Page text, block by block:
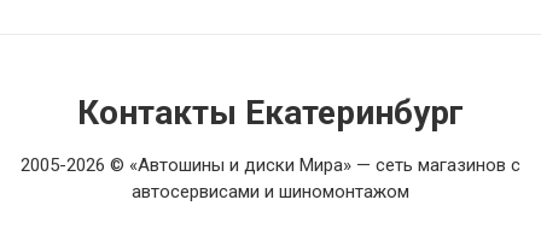
Контакты Екатеринбург
2005-2026 © «Автошины и диски Мира» — сеть магазинов с
автосервисами и шиномонтажом